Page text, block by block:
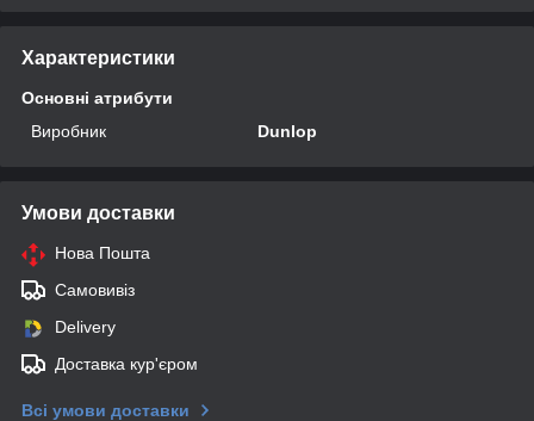
Характеристики
Основні атрибути
Виробник
Dunlop
Умови доставки
Нова Пошта
Самовивіз
Delivery
Доставка кур'єром
Всі умови доставки